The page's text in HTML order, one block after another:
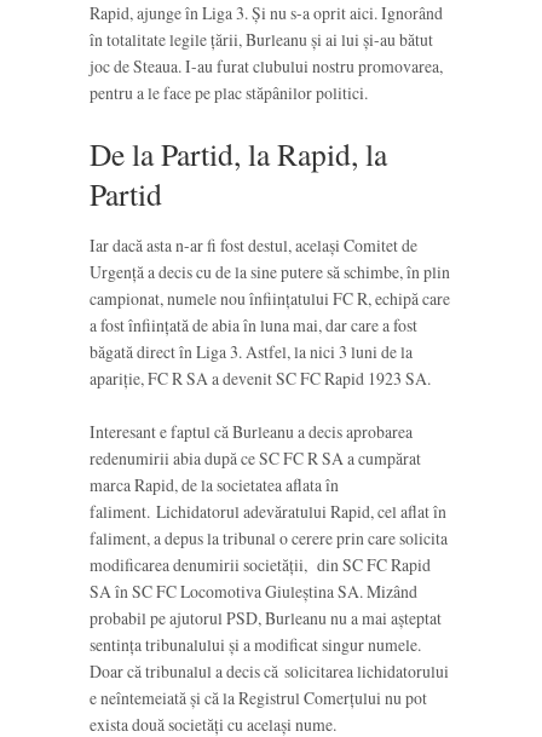
Rapid, ajunge în Liga 3. Și nu s-a oprit aici. Ignorând
în totalitate legile țării, Burleanu și ai lui și-au bătut
joc de Steaua. I-au furat clubului nostru promovarea,
pentru a le face pe plac stăpânilor politici.
De la Partid, la Rapid, la
Partid
Iar dacă asta n-ar fi fost destul, același Comitet de
Urgență a decis cu de la sine putere să schimbe, în plin
campionat, numele nou înființatului FC R, echipă care
a fost înființată de abia în luna mai, dar care a fost
băgată direct în Liga 3. Astfel, la nici 3 luni de la
apariție, FC R SA a devenit SC FC Rapid 1923 SA.
Interesant e faptul că Burleanu a decis aprobarea
redenumirii abia după ce SC FC R SA a cumpărat
marca Rapid, de la societatea aflata în
faliment. Lichidatorul adevăratului Rapid, cel aflat în
faliment, a depus la tribunal o cerere prin care solicita
modificarea denumirii societăţii, din SC FC Rapid
SA în SC FC Locomotiva Giuleştina SA. Mizând
probabil pe ajutorul PSD, Burleanu nu a mai așteptat
sentința tribunalului și a modificat singur numele.
Doar că tribunalul a decis că solicitarea lichidatorului
e neîntemeiată și că la Registrul Comerțului nu pot
exista două societăți cu același nume.